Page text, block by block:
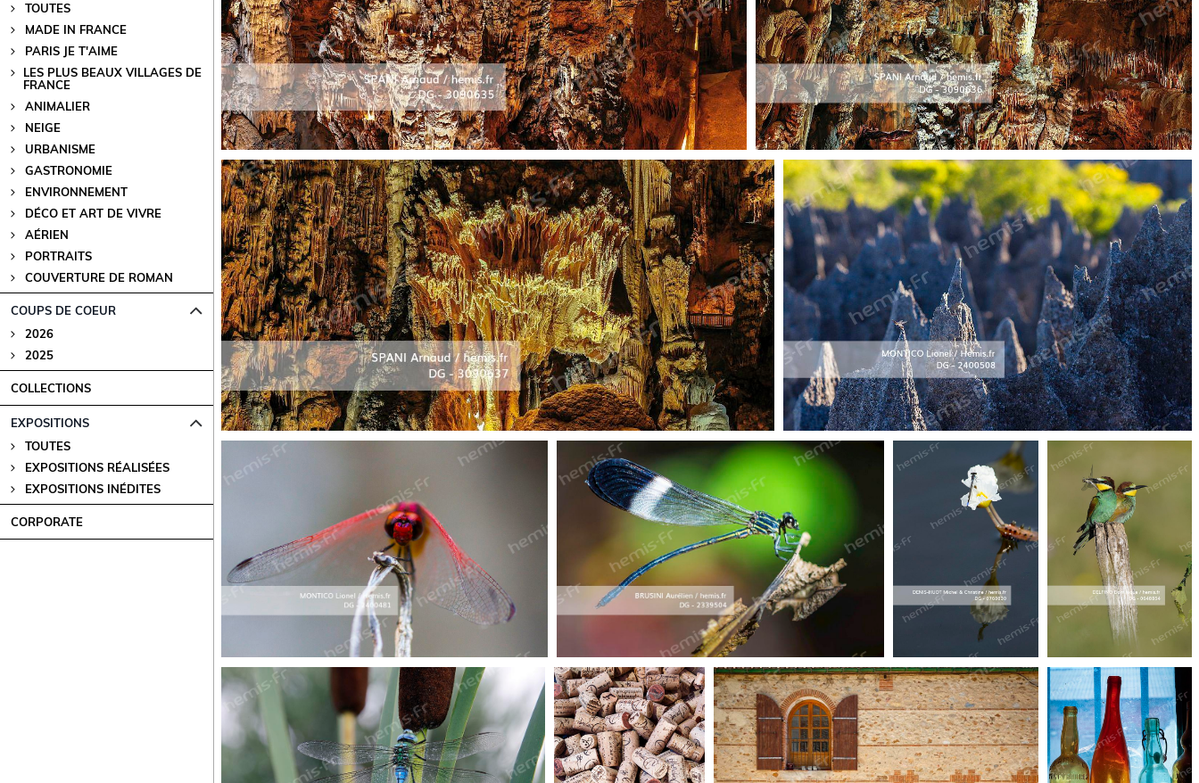
TOUTES
MADE IN FRANCE
PARIS JE T'AIME
LES PLUS BEAUX VILLAGES DE
FRANCE
ANIMALIER
NEIGE
URBANISME
GASTRONOMIE
ENVIRONNEMENT
DÉCO ET ART DE VIVRE
AÉRIEN
PORTRAITS
COUVERTURE DE ROMAN
COUPS DE COEUR
2026
2025
COLLECTIONS
EXPOSITIONS
TOUTES
EXPOSITIONS RÉALISÉES
EXPOSITIONS INÉDITES
CORPORATE